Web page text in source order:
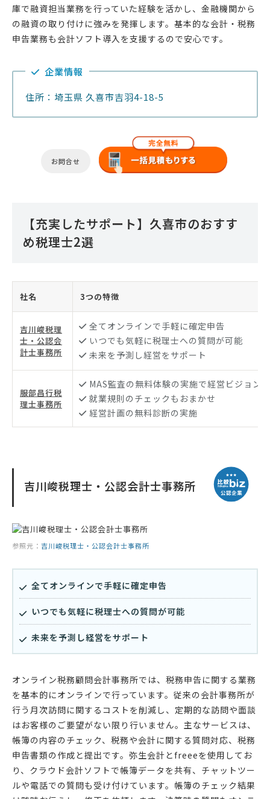
庫で融資担当業務を行っていた経験を活かし、金融機関から
の融資の取り付けに強みを発揮します。基本的な会計・税務
申告業務も会計ソフト導入を支援するので安心です。
企業情報
住所：埼玉県 久喜市吉羽4-18-5
お問合せ
【充実したサポート】久喜市のおすす
め税理士2選
社名 3つの特徴
吉川峻税理
士・公認会
計士事務所
全てオンラインで手軽に確定申告
いつでも気軽に税理士への質問が可能
未来を予測し経営をサポート
服部昌行税
理士事務所
MAS監査の無料体験の実施で経営ビジョン
就業規則のチェックもおまかせ
経営計画の無料診断の実施
吉川峻税理士・公認会計士事務所
参照元： 吉川峻税理士・公認会計士事務所
全てオンラインで手軽に確定申告
いつでも気軽に税理士への質問が可能
未来を予測し経営をサポート
オンライン税務顧問会計事務所では、税務申告に関する業務
を基本的にオンラインで行っています。従来の会計事務所が
行う月次訪問に関するコストを削減し、定期的な訪問や面談
はお客様のご要望がない限り行いません。主なサービスは、
帳簿の内容のチェック、税務や会計に関する質問対応、税務
申告書類の作成と提出です。弥生会計とfreeeを使用してお
り、クラウド会計ソフトで帳簿データを共有、チャットツー
ルや電話での質問も受け付けています。帳簿のチェック結果